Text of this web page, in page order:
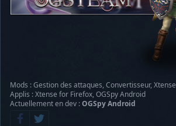
Mods : Gestion des attaques, Convertisseur, Xtense
Applis : Xtense for Firefox, OGSpy Android
Actuellement en dev :OGSpy Android